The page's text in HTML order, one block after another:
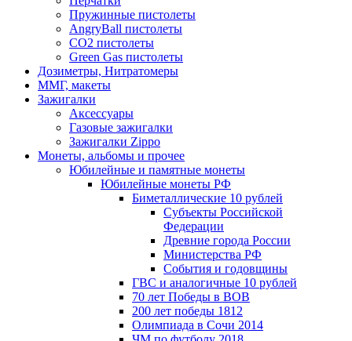
Пружинные пистолеты
AngryBall пистолеты
CO2 пистолеты
Green Gas пистолеты
Дозиметры, Нитратомеры
ММГ, макеты
Зажигалки
Аксессуары
Газовые зажигалки
Зажигалки Zippo
Монеты, альбомы и прочее
Юбилейные и памятные монеты
Юбилейные монеты РФ
Биметаллические 10 рублей
Субъекты Российской
Федерации
Древние города России
Министерства РФ
События и годовщины
ГВС и аналогичные 10 рублей
70 лет Победы в ВОВ
200 лет победы 1812
Олимпиада в Сочи 2014